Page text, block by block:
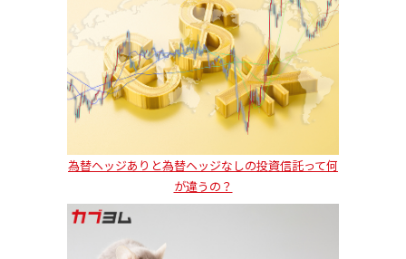
為替ヘッジありと為替ヘッジなしの投資信託って何
が違うの？